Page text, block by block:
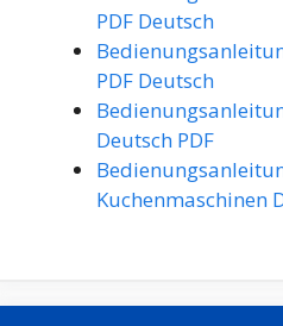
PDF Deutsch
PDF Deutsch
Deutsch PDF
Kuchenmaschinen